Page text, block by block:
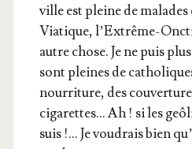
ville est pleine de
Via­tique, l’Ex­trême-
autre chose. Je ne puis
sont pleines de
nour­ri­ture, des
ciga­rettes… Ah ! si les
suis !… Je vou­drais bien